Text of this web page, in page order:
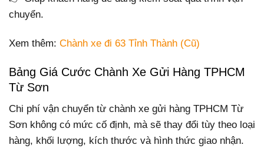
chuyển.
Xem thêm: Chành xe đi 63 Tỉnh Thành (Cũ)
Bảng Giá Cước Chành Xe Gửi Hàng TPHCM
Từ Sơn
Chi phí vận chuyển từ chành xe gửi hàng TPHCM Từ
Sơn không có mức cố định, mà sẽ thay đổi tùy theo loại
hàng, khối lượng, kích thước và hình thức giao nhận.